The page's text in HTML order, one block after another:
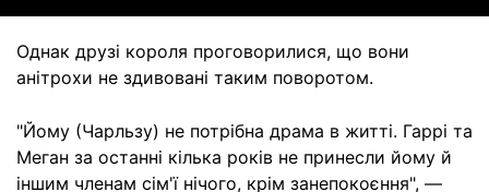
Однак друзі короля проговорилися, що вони
анітрохи не здивовані таким поворотом.
"Йому (Чарльзу) не потрібна драма в житті. Гаррі та
Меган за останні кілька років не принесли йому й
іншим членам сім'ї нічого, крім занепокоєння", —